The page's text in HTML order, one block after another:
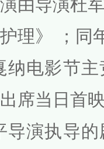
由导演杜
理》 ；同
纳电影节
席当日首
导演执导